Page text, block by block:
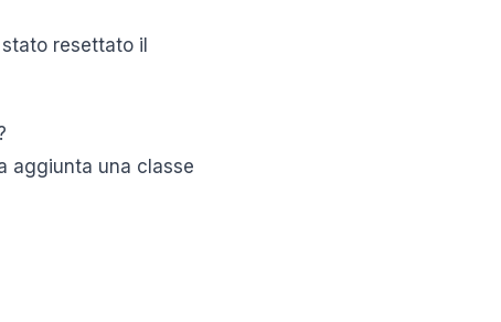
resettato il
aggiunta una classe